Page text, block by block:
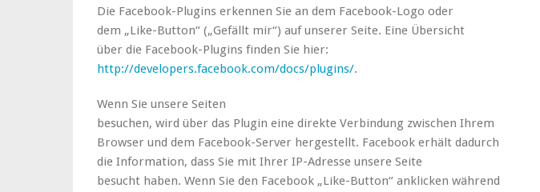
Die Facebook-Plugins erkennen Sie an dem Facebook-Logo oder
dem „Like-Button“ („Gefällt mir“) auf unserer Seite. Eine Übersicht
über die Facebook-Plugins finden Sie hier:
http://developers.facebook.com/docs/plugins/.
Wenn Sie unsere Seiten
besuchen, wird über das Plugin eine direkte Verbindung zwischen Ihrem
Browser und dem Facebook-Server hergestellt. Facebook erhält dadurch
die Information, dass Sie mit Ihrer IP-Adresse unsere Seite
besucht haben. Wenn Sie den Facebook „Like-Button“ anklicken während